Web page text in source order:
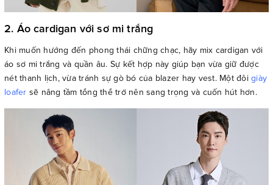
2. Áo cardigan với sơ mi trắng
Khi muốn hướng đến phong thái chững chạc, hãy mix cardigan với
áo sơ mi trắng và quần âu. Sự kết hợp này giúp bạn vừa giữ được
nét thanh lịch, vừa tránh sự gò bó của blazer hay vest. Một đôi giày
loafer sẽ nâng tầm tổng thể trở nên sang trọng và cuốn hút hơn.